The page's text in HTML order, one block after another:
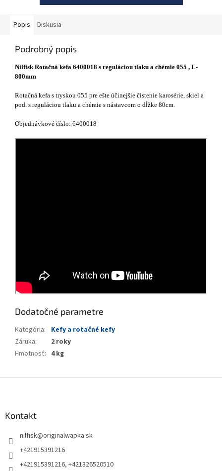
Popis Diskusia
Podrobný popis
Nilfisk Rotačná kefa 6400018 s reguláciou tlaku a chémie 055 , L-
800mm
Rotačná kefa s tryskou 055 pre ešte účinejšie čistenie karosérie, skiel a
pod. s reguláciou tlaku a chémie s nástavcom o dĺžke 80cm.
Objednávkové číslo: 6400018
Dodatočné parametre
Kategória:
Kefy a rotačné kefy
Záruka:
2 roky
Hmotnosť: 4 kg
Kontakt
nilfisk@originalwapka.sk
+421915391216
+421915391216, +421326520510